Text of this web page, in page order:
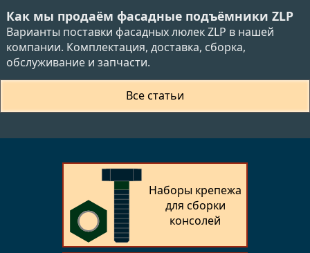
Как мы продаём фасадные подъёмники ZLP
Варианты поставки фасадных люлек ZLP в нашей
компании. Комплектация, доставка, сборка,
обслуживание и запчасти.
Все статьи
Наборы крепежа
для сборки
консолей